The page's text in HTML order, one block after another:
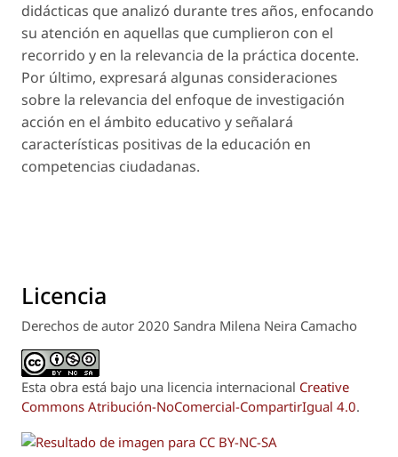
didácticas que analizó durante tres años, enfocando
su atención en aquellas que cumplieron con el
recorrido y en la relevancia de la práctica docente.
Por último, expresará algunas consideraciones
sobre la relevancia del enfoque de investigación
acción en el ámbito educativo y señalará
características positivas de la educación en
competencias ciudadanas.
Licencia
Derechos de autor 2020 Sandra Milena Neira Camacho
Esta obra está bajo una licencia internacional Creative
Commons Atribución-NoComercial-CompartirIgual 4.0.